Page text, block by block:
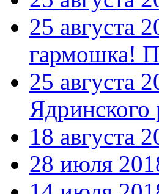
25 августа
гармошка!
25 августа
Ядринского
18 августа
28 июля